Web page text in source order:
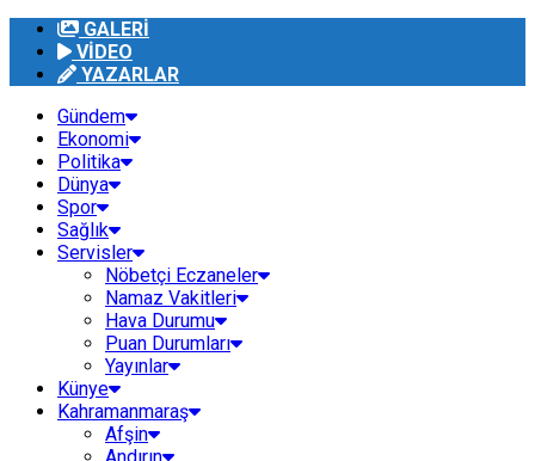
GALERİ
VİDEO
YAZARLAR
Gündem
Ekonomi
Politika
Dünya
Spor
Sağlık
Servisler
Nöbetçi Eczaneler
Namaz Vakitleri
Hava Durumu
Puan Durumları
Yayınlar
Künye
Kahramanmaraş
Afşin